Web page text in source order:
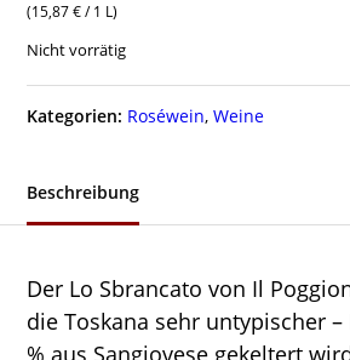
(15,87€/ 1 L)
Nicht vorrätig
Kategorien: Roséwein,Weine
Beschreibung
Der Lo Sbrancato von Il
die Toskana sehr untypischer –